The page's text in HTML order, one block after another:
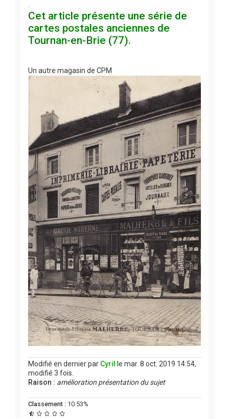
.
Cet article présente une série de
cartes postales anciennes de
Tournan-en-Brie (77).
Un autre magasin de CPM
Modifié en dernier par Cyril
le mar. 8 oct. 2019 14:54,
modifié 3 fois.
Raison : amélioration présentation du sujet
Classement : 10.53%